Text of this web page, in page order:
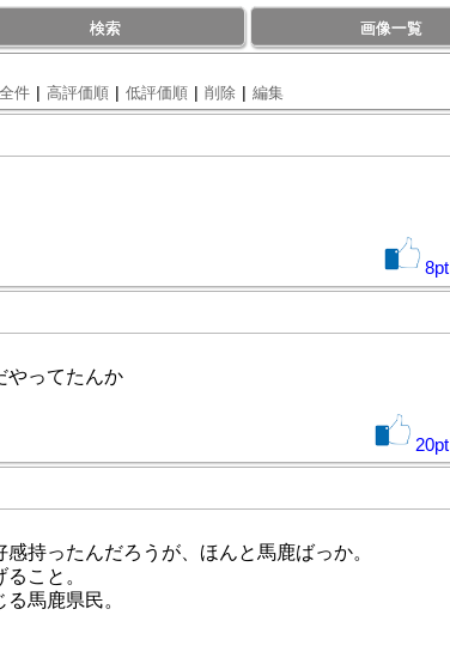
検索 画像一覧
全件 | 高評価順 | 低評価順 | 削除 | 編集
8pt
やってたんか
20pt
持ったんだろうが、ほんと馬鹿ばっか。
こと。
馬鹿県民。